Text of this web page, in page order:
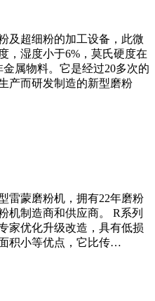
及超细粉的加工设备，此微
，湿度小于6%，莫氏硬度在
属物料。它是经过20多次的
产而研发制造的新型磨粉
雷蒙磨粉机，拥有22年磨粉
机制造商和供应商。 R系列
家优化升级改造，具有低损
积小等优点，它比传…